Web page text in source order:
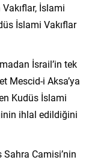
İslami
İslami Vakıflar
İsrail’in tek
Mescid-i Aksa’ya
Kudüs İslami
ihlal edildiğini
Sahra Camisi’nin